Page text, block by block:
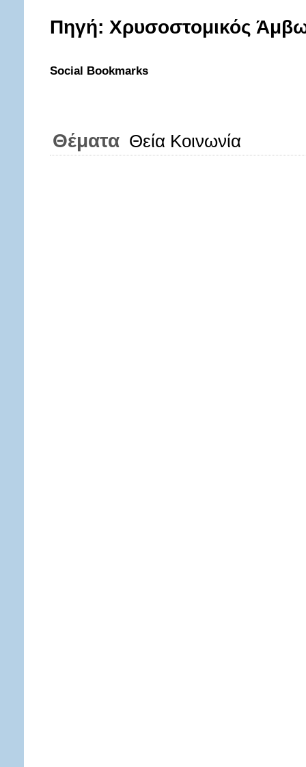
Πηγή: Χρυσοστομικός
Social Bookmarks
Θέματα Θεία Κοινωνία